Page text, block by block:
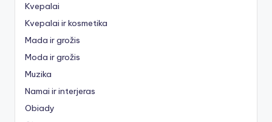
Kvepalai
Kvepalai ir kosmetika
Mada ir grožis
Moda ir grožis
Muzika
Namai ir interjeras
Obiady